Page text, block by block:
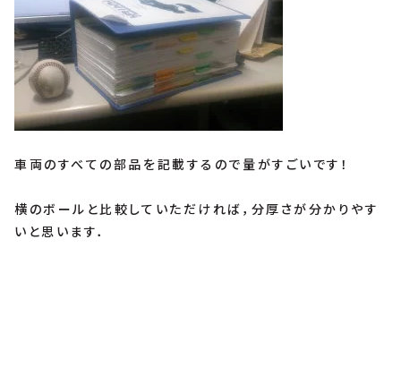
車両のすべての部品を記載するので量がすごいです！
横のボールと比較していただければ，分厚さが分かりやす
いと思います．